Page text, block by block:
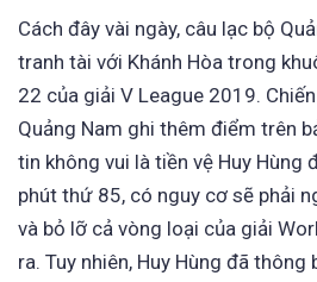
Cách đây vài ngày, câu lạc bộ
tranh tài với Khánh Hòa trong
22 của giải V League 2019.
Quảng Nam ghi thêm điểm trên
tin không vui là tiền vệ Huy Hùng
phút thứ 85, có nguy cơ sẽ phải
và bỏ lỡ cả vòng loại của giải
ra. Tuy nhiên, Huy Hùng đã